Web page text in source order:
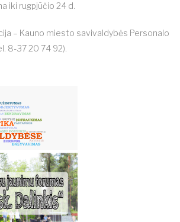
iki rugpjūčio 24 d.
– Kauno miesto savivaldybės Personalo
8-37 20 74 92).